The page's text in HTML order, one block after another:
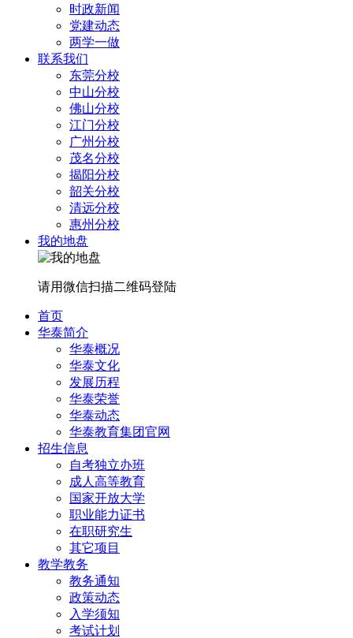
时政新闻
党建动态
两学一做
联系我们
东莞分校
中山分校
佛山分校
江门分校
广州分校
茂名分校
揭阳分校
韶关分校
清远分校
惠州分校
我的地盘
请用微信扫描二维码登陆
首页
华泰简介
华泰概况
华泰文化
发展历程
华泰荣誉
华泰动态
华泰教育集团官网
招生信息
自考独立办班
成人高等教育
国家开放大学
职业能力证书
在职研究生
其它项目
教学教务
教务通知
政策动态
入学须知
考试计划